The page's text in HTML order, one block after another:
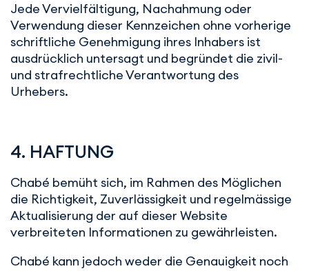
Jede Vervielfältigung, Nachahmung oder
Verwendung dieser Kennzeichen ohne vorherige
schriftliche Genehmigung ihres Inhabers ist
ausdrücklich untersagt und begründet die zivil-
und strafrechtliche Verantwortung des
Urhebers.
4. HAFTUNG
Chabé bemüht sich, im Rahmen des Möglichen
die Richtigkeit, Zuverlässigkeit und regelmässige
Aktualisierung der auf dieser Website
verbreiteten Informationen zu gewährleisten.
Chabé kann jedoch weder die Genauigkeit noch